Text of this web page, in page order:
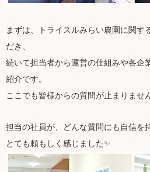
まずは、トライスルみらい農園に関す
だき、
続いて担当者から運営の仕組みや各企
紹介です。
ここでも皆様からの質問が止まりませ
担当の社員が、どんな質問にも自信を
とても頼もしく感じました✨